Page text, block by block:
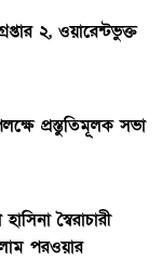
২, ওয়ারেন্টভুক্ত
প্রস্তুতিমূলক সভা
স্বৈরাচারী
পরওয়ার